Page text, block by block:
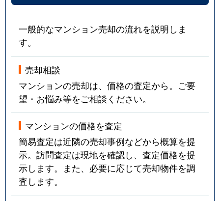
一般的なマンション売却の流れを説明しま
す。
売却相談
マンションの売却は、価格の査定から。ご要
望・お悩み等をご相談ください。
マンションの価格を査定
簡易査定は近隣の売却事例などから概算を提
示。訪問査定は現地を確認し、査定価格を提
示します。また、必要に応じて売却物件を調
査します。